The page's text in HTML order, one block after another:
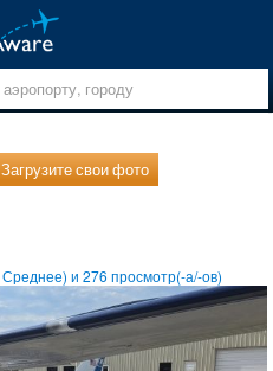
Загрузите свои фото
Среднее) и276 просмотр(-а/-ов)